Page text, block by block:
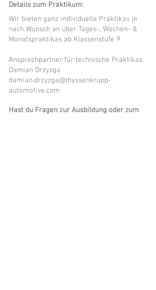
Details zum Praktikum:
Wir bieten ganz individuelle Praktikas je
nach Wunsch an über Tages-, Wochen- &
Monatspraktikas ab Klassenstufe 9
Ansprechpartner für technische Praktikas:
Damian Drzyzga
damian.drzyzga@thyssenkrupp-
automotive.com
Hast du Fragen zur Ausbildung oder zum